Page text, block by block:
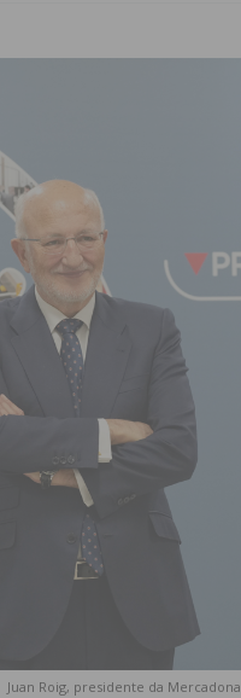
Juan Roig, presidente da Mercadona